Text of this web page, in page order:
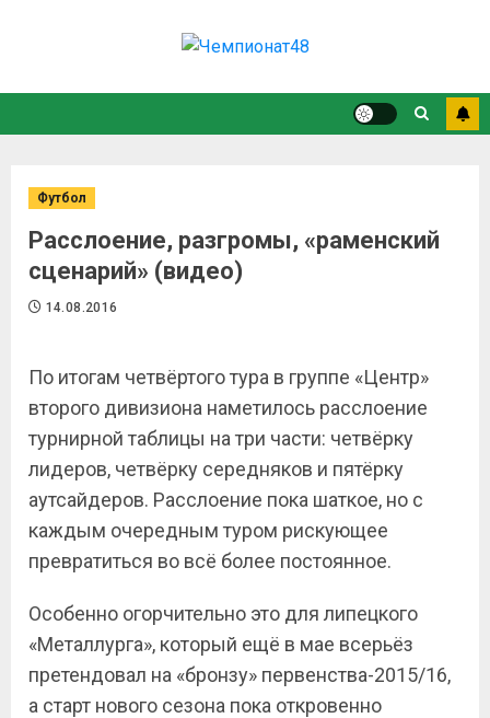
Футбол
Расслоение, разгромы, «раменский
сценарий» (видео)
14.08.2016
По итогам четвёртого тура в группе «Центр»
второго дивизиона наметилось расслоение
турнирной таблицы на три части: четвёрку
лидеров, четвёрку середняков и пятёрку
аутсайдеров. Расслоение пока шаткое, но с
каждым очередным туром рискующее
превратиться во всё более постоянное.
Особенно огорчительно это для липецкого
«Металлурга», который ещё в мае всерьёз
претендовал на «бронзу» первенства-2015/16,
а старт нового сезона пока откровенно